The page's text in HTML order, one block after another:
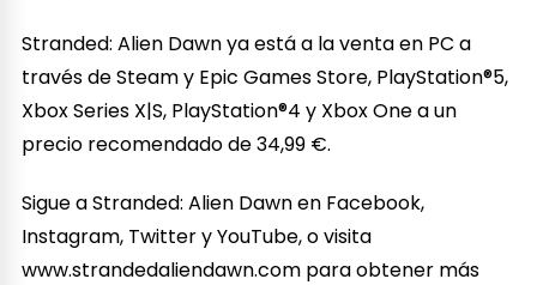
Stranded: Alien Dawn ya está a la venta en PC a
través de Steam y Epic Games Store, PlayStation®5,
Xbox Series X|S, PlayStation®4 y Xbox One a un
precio recomendado de 34,99 €.
Sigue a Stranded: Alien Dawn en Facebook,
Instagram, Twitter y YouTube, o visita
www.strandedaliendawn.com para obtener más